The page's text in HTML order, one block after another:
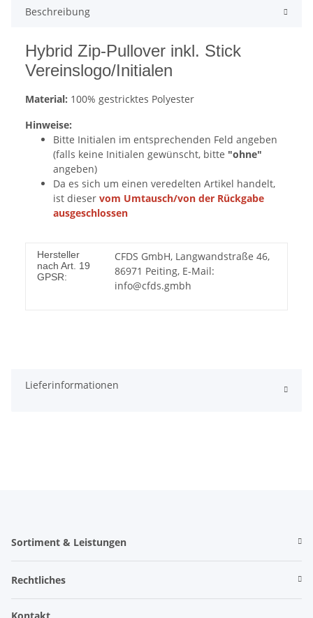
Beschreibung
Hybrid Zip-Pullover inkl. Stick
Vereinslogo/Initialen
Material: 100% gestricktes Polyester
Hinweise:
Bitte Initialen im entsprechenden Feld angeben
(falls keine Initialen gewünscht, bitte "ohne"
angeben)
Da es sich um einen veredelten Artikel handelt,
ist dieser vom Umtausch/von der Rückgabe
ausgeschlossen
Hersteller
nach Art. 19
GPSR:
CFDS GmbH, Langwandstraße 46,
86971 Peiting, E-Mail:
info@cfds.gmbh
Lieferinformationen
Sortiment & Leistungen
Rechtliches
Kontakt